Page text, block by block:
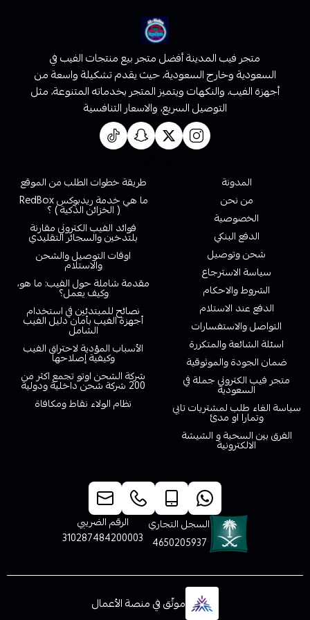
متجر فيب المدينة أفضل متجر بيع منتجات الفيب في
السعودية وخارج السعودية، حيث يقدم تشكيلة واسعة من
أجهزة الفيب، والنكهات ويتميز المتجر بخدماته المتنوعة، مثل
التوصيل السريع، والاسعار التنافسية
المدونة
من نحن
الخصوصية
الدفع البنكي
شحن وتوصيل
سياسة الاسترجاع
الشروط والاحكام
الدفع عند الاستلام
التواصل والاستفسارات
اسئلة الشائعة والمتكررة
ضمان الجودة والموثوقية
متجر فيب الكتروني جملة في
السعودية
سياسة الغاء طلب لمشتريات تابي
وتمارا او مدئ
الفرق بين السحبة و الشيشة
الالكترونية
طريقة خطوات الطلب من الموقع
ما هي خدمة ريدبوكس RedBox
( الخزائن الذكية ) ؟
فوائد الفيب الكتروني مقارنة
بلتدخين والسجائر التقليدي
اوقات التوصيل والشحن
والاستلام
مقدمة شاملة حول الفيب: ما هو،
وكيف يعمل؟
نصائح للمبتدئين في استخدام
أجهزة الفيب بأمان دليل الفيب
الشامل
الأسباب المؤدية لاحتراق الفيب
وكيفية إصلاحها
شركة الشحن اوتو تجمع اكثر من
200 شركة شحن داخلية ودولية
نظام الولاء نقاط ومكافاة
السجل التجاري
4650205937
الرقم الضريبي
310287484200003
موثّق في منصة الأعمال